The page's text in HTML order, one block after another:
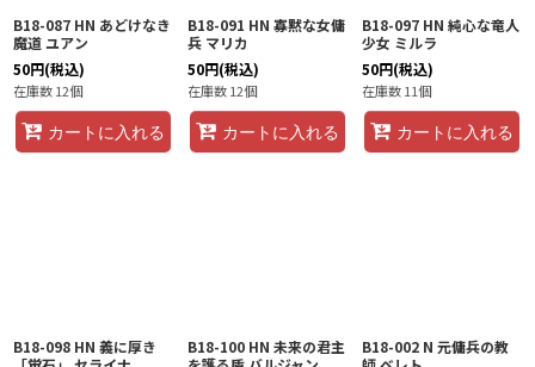
B18-087 HN あどけなき
魔道 ユアン
50円(税込)
在庫数 12個
カートに入れる
B18-091 HN 寡黙な女傭
兵 マリカ
50円(税込)
在庫数 12個
カートに入れる
B18-097 HN 純心な竜人
少女 ミルラ
50円(税込)
在庫数 11個
カートに入れる
B18-098 HN 義に厚き
B18-100 HN 未来の君主
B18-002 N 元傭兵の教